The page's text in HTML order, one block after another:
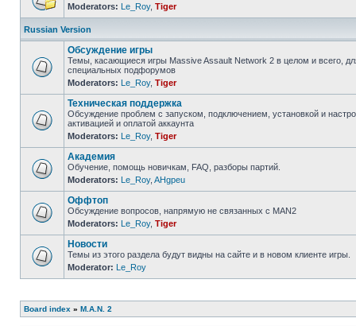
Moderators: Le_Roy, Tiger
Russian Version
Обсуждение игры
Темы, касающиеся игры Massive Assault Network 2 в целом и всего,
специальных подфорумов
Moderators: Le_Roy, Tiger
Техническая поддержка
Обсуждение проблем с запуском, подключением, установкой и
активацией и оплатой аккаунта
Moderators: Le_Roy, Tiger
Академия
Обучение, помощь новичкам, FAQ, разборы партий.
Moderators: Le_Roy, AHgpeu
Оффтоп
Обсуждение вопросов, напрямую не связанных с MAN2
Moderators: Le_Roy, Tiger
Новости
Темы из этого раздела будут видны на сайте и в новом клиенте игры.
Moderator: Le_Roy
Board index » M.A.N. 2